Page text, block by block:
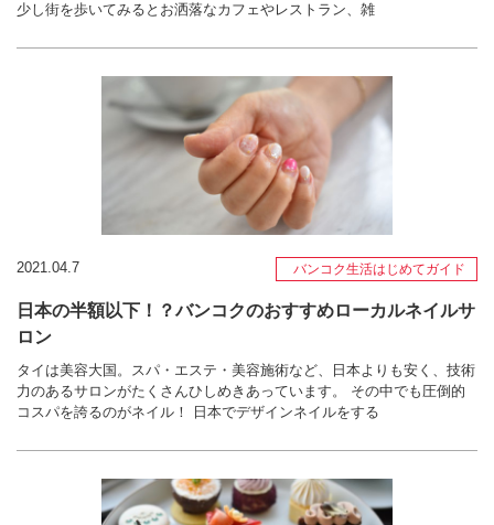
少し街を歩いてみるとお洒落なカフェやレストラン、雑
2021.04.7 バンコク生活はじめてガイド
日本の半額以下！？バンコクのおすすめローカルネイルサ
ロン
タイは美容大国。スパ・エステ・美容施術など、日本よりも安く、技術
力のあるサロンがたくさんひしめきあっています。 その中でも圧倒的
コスパを誇るのがネイル！ 日本でデザインネイルをする